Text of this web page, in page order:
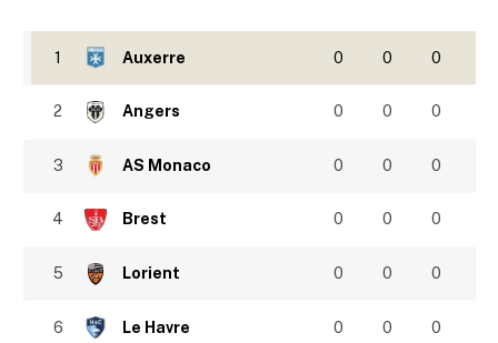
1 Auxerre 0 0 0
2 Angers 0 0 0
3 AS Monaco 0 0 0
4 Brest 0 0 0
5 Lorient 0 0 0
6 Le Havre 0 0 0